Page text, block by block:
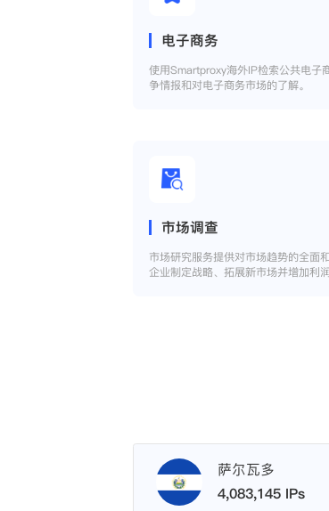
电子商务
使用Smartproxy海外IP检索公共电子
争情报和对电子商务市场的了解。
市场调查
市场研究服务提供对市场趋势的全面
企业制定战略、拓展新市场并增加利润
萨尔瓦多
4,083,145 IPs